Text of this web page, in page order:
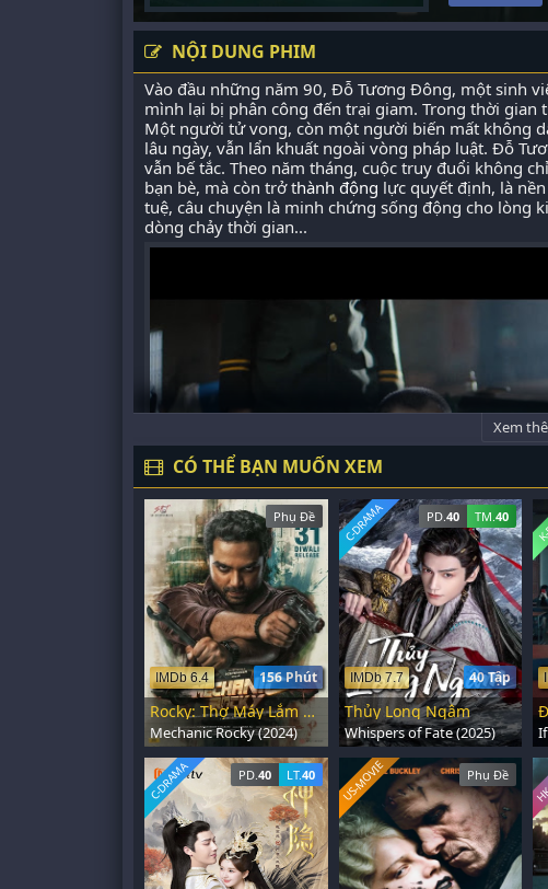
NỘI DUNG PHIM
Vào đầu những năm 90, Đỗ Tương Đông, một sinh
mình lại bị phân công đến trại giam. Trong thời
Một người tử vong, còn một người biến mất không
lâu ngày, vẫn lẩn khuất ngoài vòng pháp luật. Đỗ
vẫn bế tắc. Theo năm tháng, cuộc truy đuổi không
bạn bè, mà còn trở thành động lực quyết định, là
tuệ, câu chuyện là minh chứng sống động cho lòng
dòng chảy thời gian...
Xem
CÓ THỂ BẠN MUỐN XEM
Phụ Đề
156 Phút
IMDb 6.4
Rocky: Thợ Máy Lắm Chiêu
Mechanic Rocky (2024)
PD. 40 TM. 40
40 Tập
IMDb 7.7
C-DRAMA
Thủy Long Ngâm
Whispers of Fate (2025)
PD. 40 LT.40
C-DRAMA Phụ Đề
US-MOVIE